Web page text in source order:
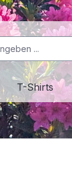
T-Shirts